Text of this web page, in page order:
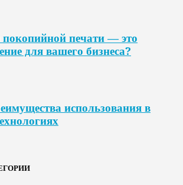
печати — это
для вашего бизнеса?
использования в